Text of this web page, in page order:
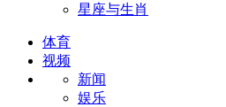
星座与生肖
体育
视频
新闻
娱乐